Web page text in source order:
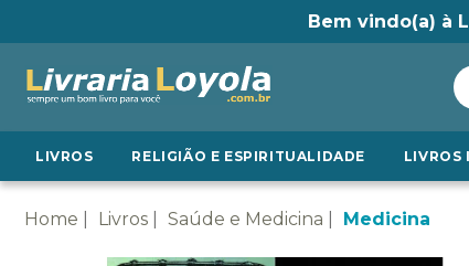
Bem vindo(a) à
LIVROS RELIGIÃO E ESPIRITUALIDADE LIVROS
Home Livros Saúde e Medicina Medicina